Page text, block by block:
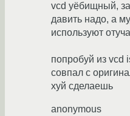
vcd уёбищный,
давить надо, а
используют
попробуй из vcd
совпал с
хуй сделаешь
anonymous